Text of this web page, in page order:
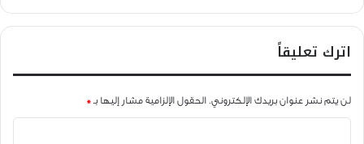
اترك تعليقاً
لن يتم نشر عنوان بريدك الإلكتروني. الحقول الإلزامية مشار إليها بـ *